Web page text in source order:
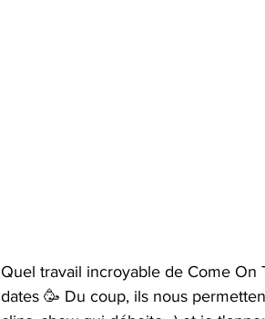
Quel travail incroyable de Come
dates 🥳 Du coup, ils nous